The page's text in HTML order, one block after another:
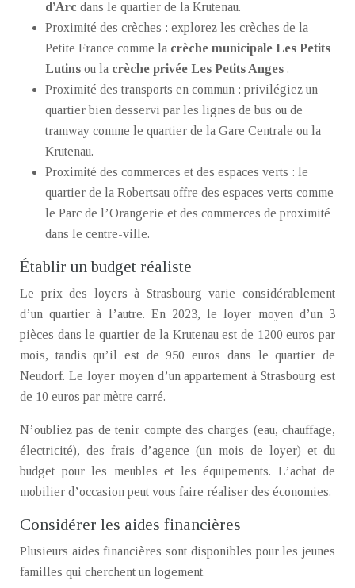
d’Arc dans le quartier de la Krutenau.
Proximité des crèches : explorez les crèches de la
Petite France comme la crèche municipale Les Petits
Lutins ou la crèche privée Les Petits Anges .
Proximité des transports en commun : privilégiez un
quartier bien desservi par les lignes de bus ou de
tramway comme le quartier de la Gare Centrale ou la
Krutenau.
Proximité des commerces et des espaces verts : le
quartier de la Robertsau offre des espaces verts comme
le Parc de l’Orangerie et des commerces de proximité
dans le centre-ville.
Établir un budget réaliste
Le prix des loyers à Strasbourg varie considérablement
d’un quartier à l’autre. En 2023, le loyer moyen d’un 3
pièces dans le quartier de la Krutenau est de 1200 euros par
mois, tandis qu’il est de 950 euros dans le quartier de
Neudorf. Le loyer moyen d’un appartement à Strasbourg est
de 10 euros par mètre carré.
N’oubliez pas de tenir compte des charges (eau, chauffage,
électricité), des frais d’agence (un mois de loyer) et du
budget pour les meubles et les équipements. L’achat de
mobilier d’occasion peut vous faire réaliser des économies.
Considérer les aides financières
Plusieurs aides financières sont disponibles pour les jeunes
familles qui cherchent un logement.